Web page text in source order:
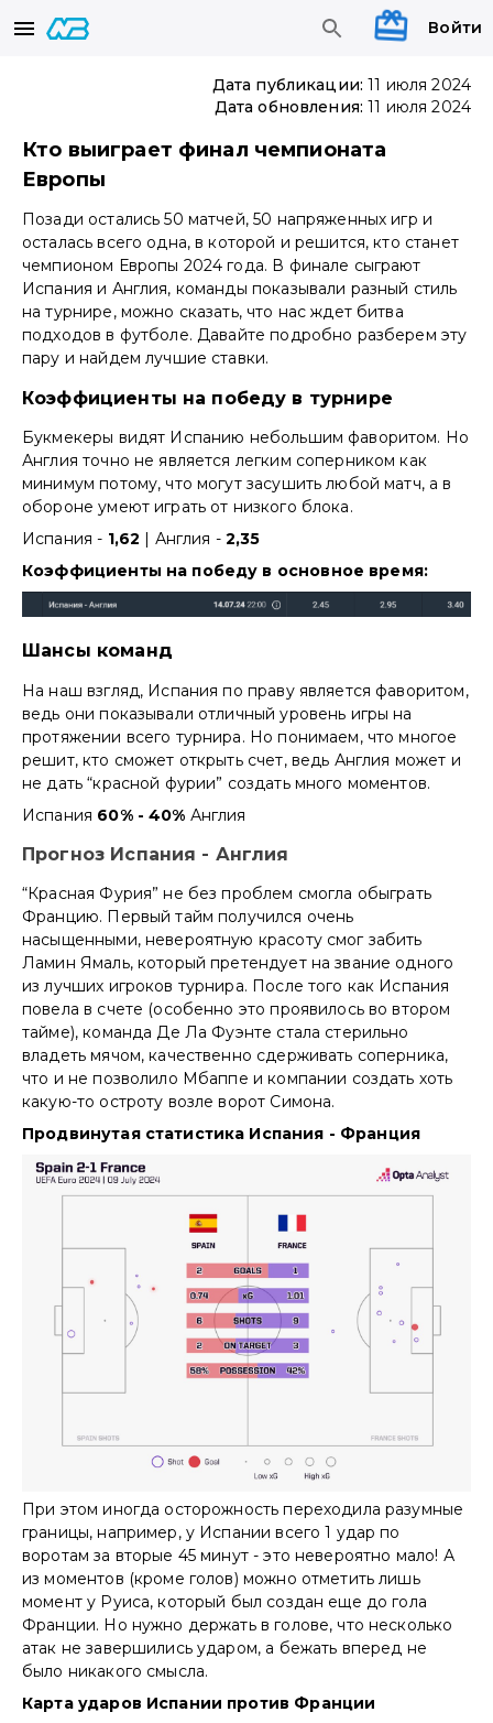
Войти
Дата публикации: 11 июля 2024
Дата обновления: 11 июля 2024
Кто выиграет финал чемпионата
Европы
Позади остались 50 матчей, 50 напряженных игр и
осталась всего одна, в которой и решится, кто станет
чемпионом Европы 2024 года. В финале сыграют
Испания и Англия, команды показывали разный стиль
на турнире, можно сказать, что нас ждет битва
подходов в футболе. Давайте подробно разберем эту
пару и найдем лучшие ставки.
Коэффициенты на победу в турнире
Букмекеры видят Испанию небольшим фаворитом. Но
Англия точно не является легким соперником как
минимум потому, что могут засушить любой матч, а в
обороне умеют играть от низкого блока.
Испания - 1,62 | Англия - 2,35
Коэффициенты на победу в основное время:
Шансы команд
На наш взгляд, Испания по праву является фаворитом,
ведь они показывали отличный уровень игры на
протяжении всего турнира. Но понимаем, что многое
решит, кто сможет открыть счет, ведь Англия может и
не дать “красной фурии” создать много моментов.
Испания 60% - 40% Англия
Прогноз Испания - Англия
“Красная Фурия” не без проблем смогла обыграть
Францию. Первый тайм получился очень
насыщенными, невероятную красоту смог забить
Ламин Ямаль, который претендует на звание одного
из лучших игроков турнира. После того как Испания
повела в счете (особенно это проявилось во втором
тайме), команда Де Ла Фуэнте стала стерильно
владеть мячом, качественно сдерживать соперника,
что и не позволило Мбаппе и компании создать хоть
какую-то остроту возле ворот Симона.
Продвинутая статистика Испания - Франция
При этом иногда осторожность переходила разумные
границы, например, у Испании всего 1 удар по
воротам за вторые 45 минут - это невероятно мало! А
из моментов (кроме голов) можно отметить лишь
момент у Руиса, который был создан еще до гола
Франции. Но нужно держать в голове, что несколько
атак не завершились ударом, а бежать вперед не
было никакого смысла.
Карта ударов Испании против Франции